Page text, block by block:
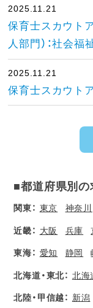
2025.11.21
保育士スカウト
人部門）：社会
2025.11.21
保育士スカウト
■都道府県別の
関東： 東京 神奈川
近畿： 大阪 兵庫
東海： 愛知 静岡
北海道・東北： 北海
北陸・甲信越： 新潟